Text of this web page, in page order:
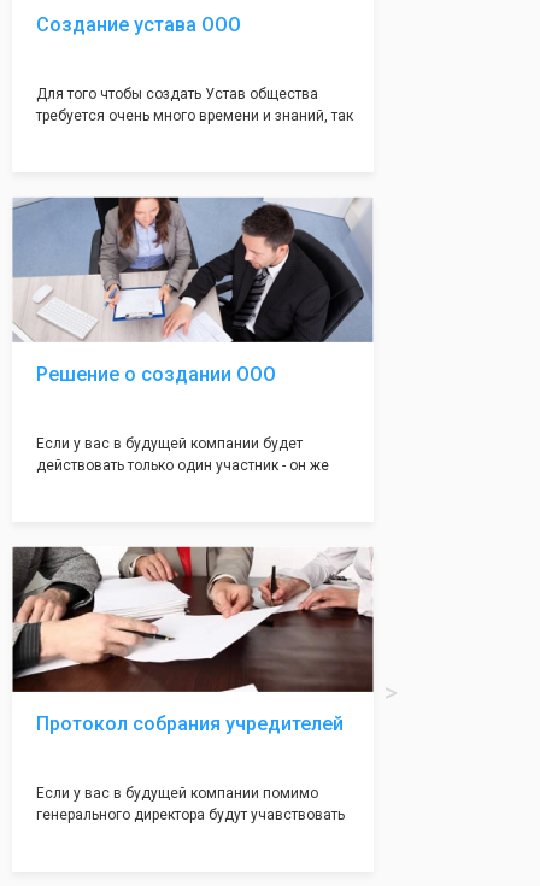
Создание устава ООО
Для того чтобы создать Устав общества
требуется очень много времени и знаний, так
Наша компания предоставит вам свой
уникальный Устав Общества, который
подойдет для любой компании. Устав,
сделанный нашими профессиональными
юристами, успешно проходит регистрацию в
налоговой инспекции!
Решение о создании ООО
Если у вас в будущей компании будет
действовать только один участник - он же
грамотно составят данное заявление, а Вам
нужно будет только поставить подпись на
нём!
Протокол собрания учредителей
Если у вас в будущей компании помимо
генерального директора будут учавствовать